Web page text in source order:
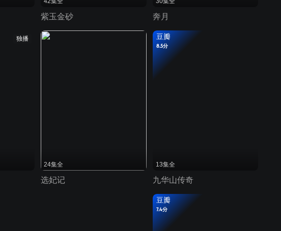
紫玉金砂 奔月
独播
24集全
选妃记
豆瓣
8.5分
13集全
九华山传奇
豆瓣
7.4分